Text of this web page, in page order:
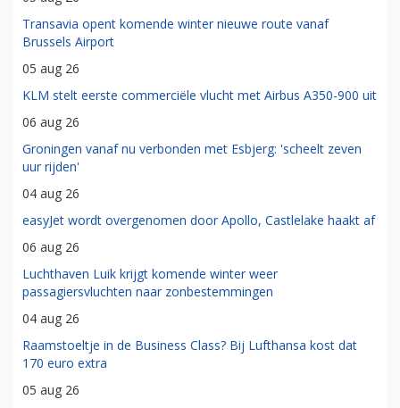
Transavia opent komende winter nieuwe route vanaf
Brussels Airport
05 aug 26
KLM stelt eerste commerciële vlucht met Airbus A350-900 uit
06 aug 26
Groningen vanaf nu verbonden met Esbjerg: 'scheelt zeven
uur rijden'
04 aug 26
easyJet wordt overgenomen door Apollo, Castlelake haakt af
06 aug 26
Luchthaven Luik krijgt komende winter weer
passagiersvluchten naar zonbestemmingen
04 aug 26
Raamstoeltje in de Business Class? Bij Lufthansa kost dat
170 euro extra
05 aug 26